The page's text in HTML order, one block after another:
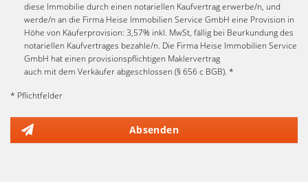
diese Immobilie durch einen notariellen Kaufvertrag erwerbe/n, und
werde/n an die Firma Heise Immobilien Service GmbH eine Provision in
Höhe von Käuferprovision: 3,57% inkl. MwSt, fällig bei Beurkundung des
notariellen Kaufvertrages bezahle/n. Die Firma Heise Immobilien Service
GmbH hat einen provisionspflichtigen Maklervertrag
auch mit dem Verkäufer abgeschlossen (§ 656 c BGB). *
* Pflichtfelder
Absenden